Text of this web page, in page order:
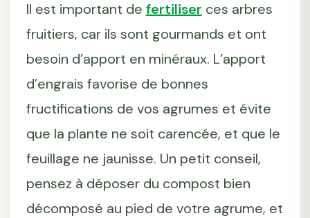
Il est important de fertiliser ces arbres
fruitiers, car ils sont gourmands et ont
besoin d’apport en minéraux. L’apport
d’engrais favorise de bonnes
fructifications de vos agrumes et évite
que la plante ne soit carencée, et que le
feuillage ne jaunisse. Un petit conseil,
pensez à déposer du compost bien
décomposé au pied de votre agrume, et